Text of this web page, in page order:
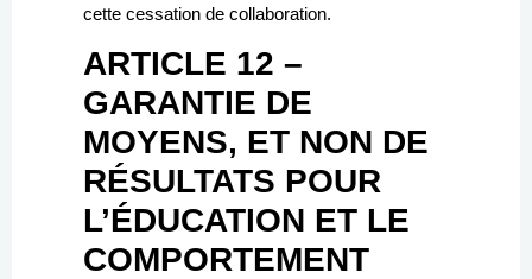
cette cessation de collaboration.
ARTICLE 12 –
GARANTIE DE
MOYENS, ET NON DE
RÉSULTATS POUR
L’ÉDUCATION ET LE
COMPORTEMENT